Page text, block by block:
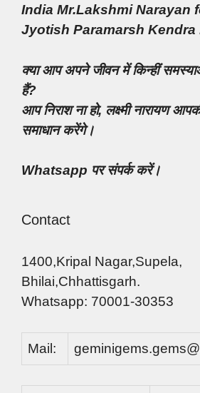
India Mr.Lakshmi Narayan
Jyotish Paramarsh Kendra
क्या आप अपने जीवन में किन्हीं
हैं?
आप निराश ना हो, लक्ष्मी नारायण
समाधान करेंगे।
Whatsapp पर संपर्क करें।
Contact
1400,Kripal Nagar,Supela,
Bhilai,Chhattisgarh.
Whatsapp: 70001-30353
Mail: